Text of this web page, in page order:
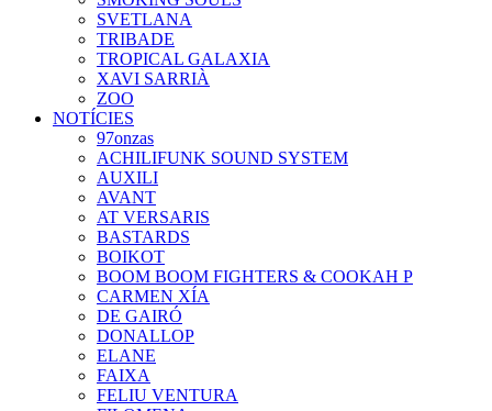
SVETLANA
TRIBADE
TROPICAL GALAXIA
XAVI SARRIÀ
ZOO
NOTÍCIES
97onzas
ACHILIFUNK SOUND SYSTEM
AUXILI
AVANT
AT VERSARIS
BASTARDS
BOIKOT
BOOM BOOM FIGHTERS & COOKAH P
CARMEN XÍA
DE GAIRÓ
DONALLOP
ELANE
FAIXA
FELIU VENTURA